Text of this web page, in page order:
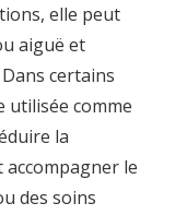
elle peut
aiguë et
certains
utilisée comme
la
le
des soins